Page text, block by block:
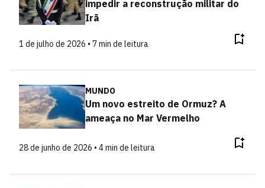
impedir a reconstrução militar do
Irã
1 de julho de 2026 • 7 min de leitura
MUNDO
Um novo estreito de Ormuz? A
ameaça no Mar Vermelho
28 de junho de 2026 • 4 min de leitura